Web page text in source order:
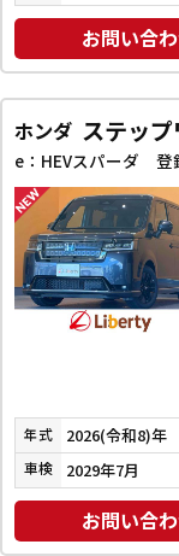
お問い合
ホンダ ステッ
年式 2026(令和8)年
車検 2029年7月
お問い合